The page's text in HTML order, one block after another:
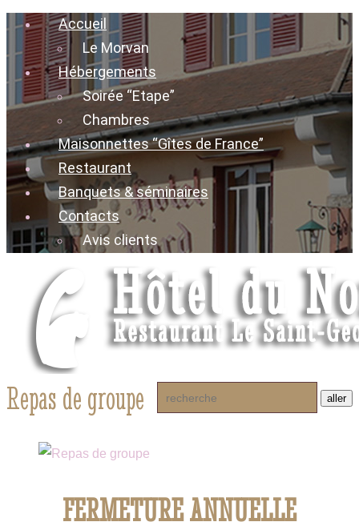
Accueil
Le Morvan
Hébergements
Soirée “Etape”
Chambres
Maisonnettes “Gîtes de France”
Restaurant
Banquets & séminaires
Contacts
Avis clients
Repas de groupe
FERMETURE ANNUELLE